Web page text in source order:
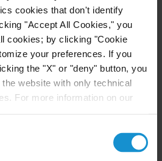
cookies that don't identify
"Accept All Cookies," you
cookies; by clicking "Cookie
your preferences. If you
the "X" or "deny" button, you
website with only technical
For more information on our
sindicatos.
diario de los
corporativo; redacción
de conducta;
en materia de
adjunto en la Facultad
de Buenos Aires y